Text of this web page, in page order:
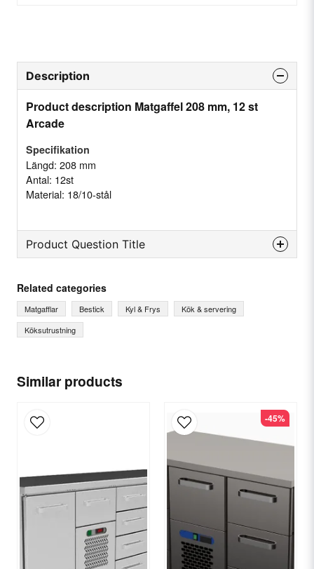
Similar products
-45%
Description
Product description Matgaffel 208 mm, 12 st
Arcade
Specifikation
Längd: 208 mm
Antal: 12st
Material: 18/10-stål
Product Question Title
Ask us something about this product...
Yes, you can publish my question.
Related categories
Matgafflar Bestick Kyl & Frys
Kök & servering
Köksutrustning